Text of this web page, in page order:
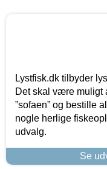
Lystfisk.dk tilbyder
Det skal være muligt
”sofaen” og bestille
nogle herlige
udvalg.
Se